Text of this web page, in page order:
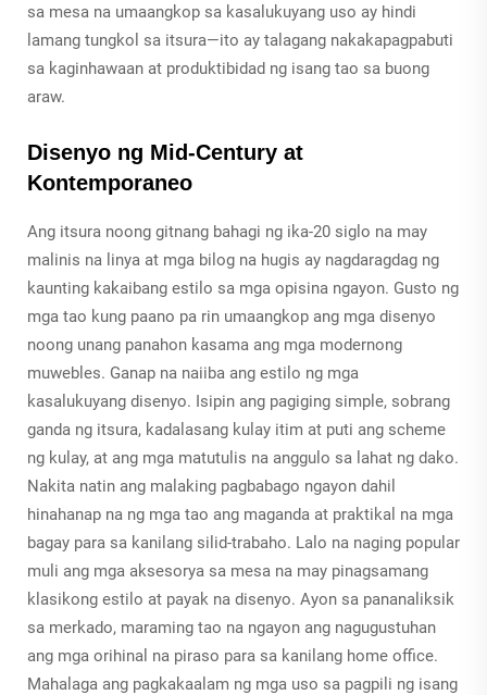
sa mesa na umaangkop sa kasalukuyang uso ay hindi
lamang tungkol sa itsura—ito ay talagang nakakapagpabuti
sa kaginhawaan at produktibidad ng isang tao sa buong
araw.
Disenyo ng Mid-Century at
Kontemporaneo
Ang itsura noong gitnang bahagi ng ika-20 siglo na may
malinis na linya at mga bilog na hugis ay nagdaragdag ng
kaunting kakaibang estilo sa mga opisina ngayon. Gusto ng
mga tao kung paano pa rin umaangkop ang mga disenyo
noong unang panahon kasama ang mga modernong
muwebles. Ganap na naiiba ang estilo ng mga
kasalukuyang disenyo. Isipin ang pagiging simple, sobrang
ganda ng itsura, kadalasang kulay itim at puti ang scheme
ng kulay, at ang mga matutulis na anggulo sa lahat ng dako.
Nakita natin ang malaking pagbabago ngayon dahil
hinahanap na ng mga tao ang maganda at praktikal na mga
bagay para sa kanilang silid-trabaho. Lalo na naging popular
muli ang mga aksesorya sa mesa na may pinagsamang
klasikong estilo at payak na disenyo. Ayon sa pananaliksik
sa merkado, maraming tao na ngayon ang nagugustuhan
ang mga orihinal na piraso para sa kanilang home office.
Mahalaga ang pagkakaalam ng mga uso sa pagpili ng isang